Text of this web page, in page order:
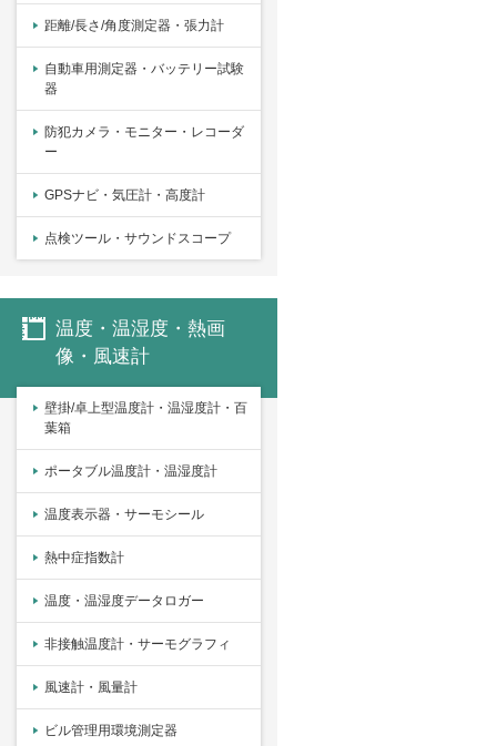
距離/長さ/角度測定器・張力計
自動車用測定器・バッテリー試験
器
防犯カメラ・モニター・レコーダ
ー
GPSナビ・気圧計・高度計
点検ツール・サウンドスコープ
温度・温湿度・熱画
像・風速計
壁掛/卓上型温度計・温湿度計・百
葉箱
ポータブル温度計・温湿度計
温度表示器・サーモシール
熱中症指数計
温度・温湿度データロガー
非接触温度計・サーモグラフィ
風速計・風量計
ビル管理用環境測定器